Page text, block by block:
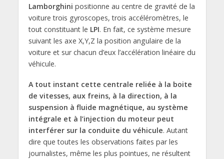
Lamborghini positionne au centre de gravité de la
voiture trois gyroscopes, trois accéléromètres, le
tout constituant le LPI. En fait, ce système mesure
suivant les axe X,Y,Z la position angulaire de la
voiture et sur chacun d’eux l’accélération linéaire du
véhicule.
A tout instant cette centrale reliée à la boite
de vitesses, aux freins, à la direction, à la
suspension à fluide magnétique, au système
intégrale et à l’injection du moteur peut
interférer sur la conduite du véhicule. Autant
dire que toutes les observations faites par les
journalistes, même les plus pointues, ne résultent